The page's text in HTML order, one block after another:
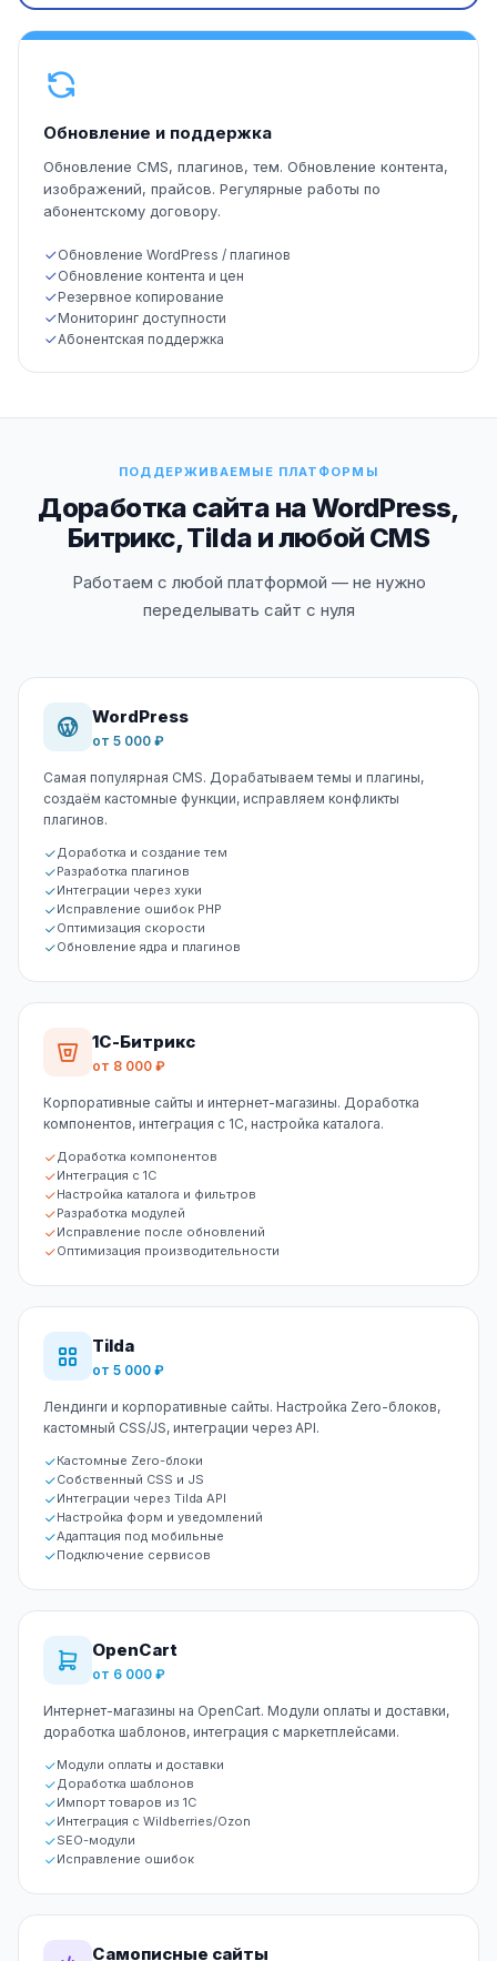
Обновление и поддержка
Обновление CMS, плагинов, тем. Обновление контента,
изображений, прайсов. Регулярные работы по
абонентскому договору.
Обновление WordPress / плагинов
Обновление контента и цен
Резервное копирование
Мониторинг доступности
Абонентская поддержка
ПОДДЕРЖИВАЕМЫЕ ПЛАТФОРМЫ
Доработка сайта на WordPress,
Битрикс, Tilda и любой CMS
Работаем с любой платформой — не нужно
переделывать сайт с нуля
WordPress
от 5 000 ₽
Самая популярная CMS. Дорабатываем темы и плагины,
создаём кастомные функции, исправляем конфликты
плагинов.
Доработка и создание тем
Разработка плагинов
Интеграции через хуки
Исправление ошибок PHP
Оптимизация скорости
Обновление ядра и плагинов
1С-Битрикс
от 8 000 ₽
Корпоративные сайты и интернет-магазины. Доработка
компонентов, интеграция с 1С, настройка каталога.
Доработка компонентов
Интеграция с 1С
Настройка каталога и фильтров
Разработка модулей
Исправление после обновлений
Оптимизация производительности
Tilda
от 5 000 ₽
Лендинги и корпоративные сайты. Настройка Zero-блоков,
кастомный CSS/JS, интеграции через API.
Кастомные Zero-блоки
Собственный CSS и JS
Интеграции через Tilda API
Настройка форм и уведомлений
Адаптация под мобильные
Подключение сервисов
OpenCart
от 6 000 ₽
Интернет-магазины на OpenCart. Модули оплаты и доставки,
доработка шаблонов, интеграция с маркетплейсами.
Модули оплаты и доставки
Доработка шаблонов
Импорт товаров из 1С
Интеграция с Wildberries/Ozon
SEO-модули
Исправление ошибок
Самописные сайты